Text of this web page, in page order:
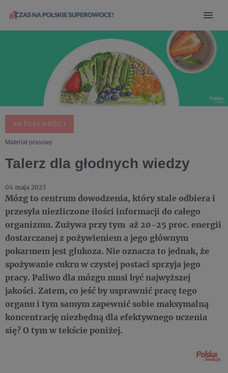
AKTUALNOŚCI
Materiał prasowy
Talerz dla głodnych wiedzy
04 maja 2023
Mózg to centrum dowodzenia, który stale odbiera i
przesyła niezliczone ilości informacji do całego
organizmu. Zużywa przy tym aż 20-25 proc. energii
dostarczanej z pożywieniem a jego głównym
pokarmem jest glukoza. Nie oznacza to jednak, że
spożywanie cukru w czystej postaci sprzyja jego
pracy. Paliwo dla mózgu musi być najwyższej
jakości. Zatem, co jeść by usprawnić pracę tego
organu i tym samym zapewnić sobie maksymalną
koncentrację niezbędną dla efektywnego uczenia
się? O tym w tekście poniżej.